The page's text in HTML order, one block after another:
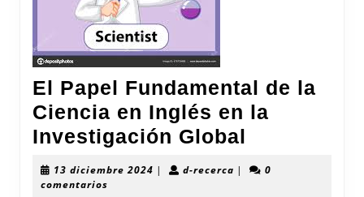
El Papel Fundamental de la
Ciencia en Inglés en la
Investigación Global
Papel
13 diciembre 2024 13| d-recercad-|
0
comentarios